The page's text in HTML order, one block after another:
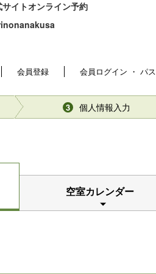
イトオンライン予約
会員登録 会員ログイン ・ パ
3 個人情報入力
空室カレンダー